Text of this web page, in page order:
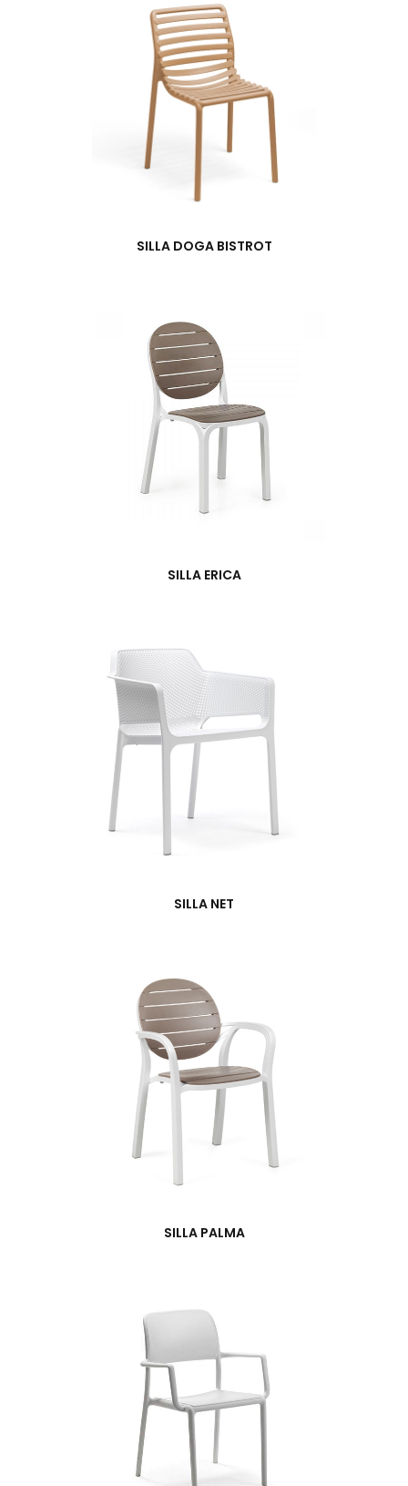
SILLA DOGA BISTROT
SILLA ERICA
SILLA NET
SILLA PALMA